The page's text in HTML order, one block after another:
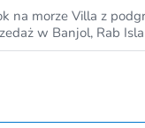
na morze Villa z
w Banjol, Rab